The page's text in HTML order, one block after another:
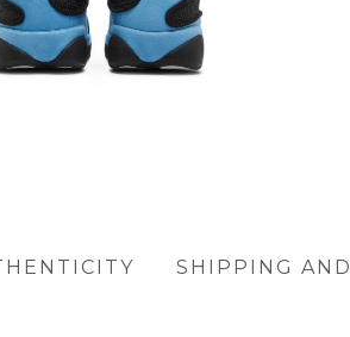
SHIPPING